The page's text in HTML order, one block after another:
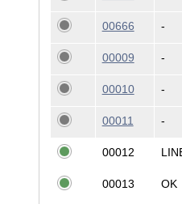
00666 -
00009 -
00010 -
00011 -
00012
00013 OK